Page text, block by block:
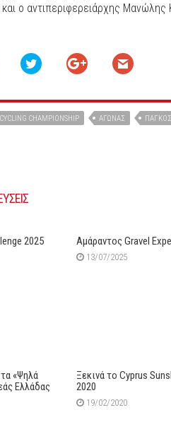
ο αντιπεριφερειάρχης Μανώλης
CHAMPIONSHIP ΑΓΏΝΑΣ
2025 Αμάραντος Gravel
13/07/2025
«Ψηλά
Ελλάδας
Ξεκινά το Cyprus
2020
19/02/2020